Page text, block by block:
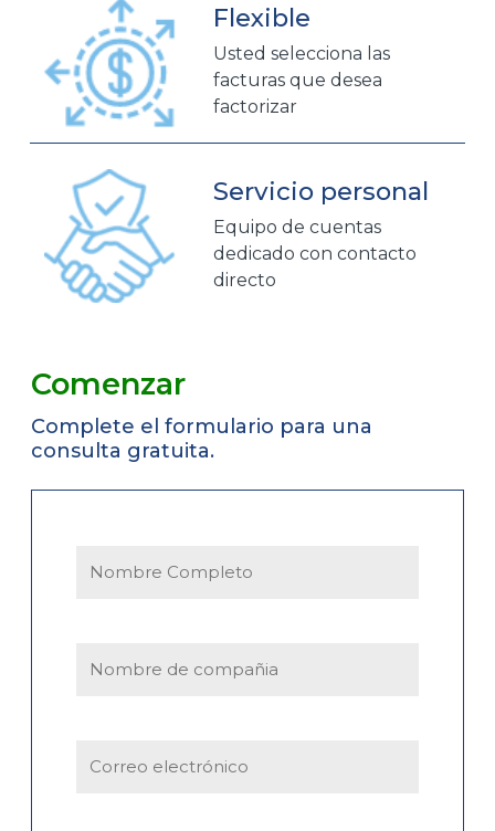
Flexible
Usted selecciona las
facturas que desea
factorizar
Servicio personal
Equipo de cuentas
dedicado con contacto
directo
Comenzar
Complete el formulario para una
consulta gratuita.